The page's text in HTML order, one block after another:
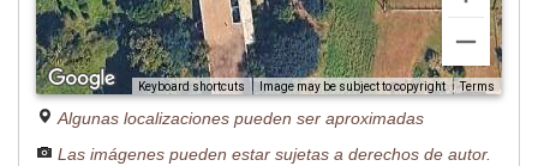
Keyboard shortcuts Image may be subject to copyright Terms
Algunas localizaciones pueden ser aproximadas
Las imágenes pueden estar sujetas a derechos de autor.